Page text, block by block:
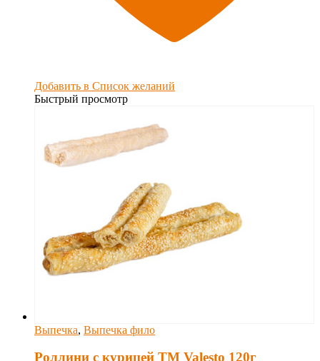
Добавить в Список желаний
Быстрый просмотр
Выпечка, Выпечка фило
Роллини с курицей TM Valesto 120г